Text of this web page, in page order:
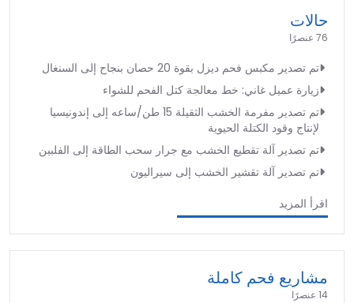
حالات
76 عنصرًا
تم تصدير مكبس فحم ديزل بقوة 20 حصان بنجاح إلى السنغال
زيارة عميل غاني: خط معالجة كتل الفحم للشواء
تم تصدير مفرمة الخشب الثقيلة 15 طن/ساعه إلى إندونيسيا
لإنتاج وقود الكتلة الحيوية
تم تصدير آلة تقطيع الخشب مع جرار سحب الطاقة إلى الفلبين
تم تصدير آلة تقشير الخشب إلى سيراليون
اقرأ المزيد
مشاريع فحم كاملة
14 عنصرًا